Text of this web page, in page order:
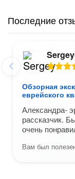
Последние
Sergey
Обзорная
еврейского
Александра-
рассказчик.
очень
Вам был